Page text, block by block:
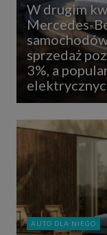
W drugim
Mercedes-
sprzedaż
3%, a
AUTO DLA NIEGO